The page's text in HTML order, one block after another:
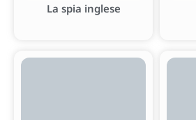
La spia inglese